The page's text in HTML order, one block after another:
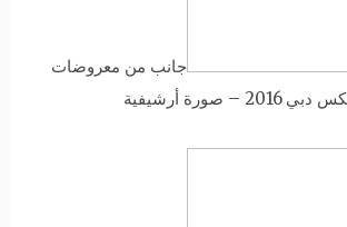
جانب من معروضات
صورة أرشيفية